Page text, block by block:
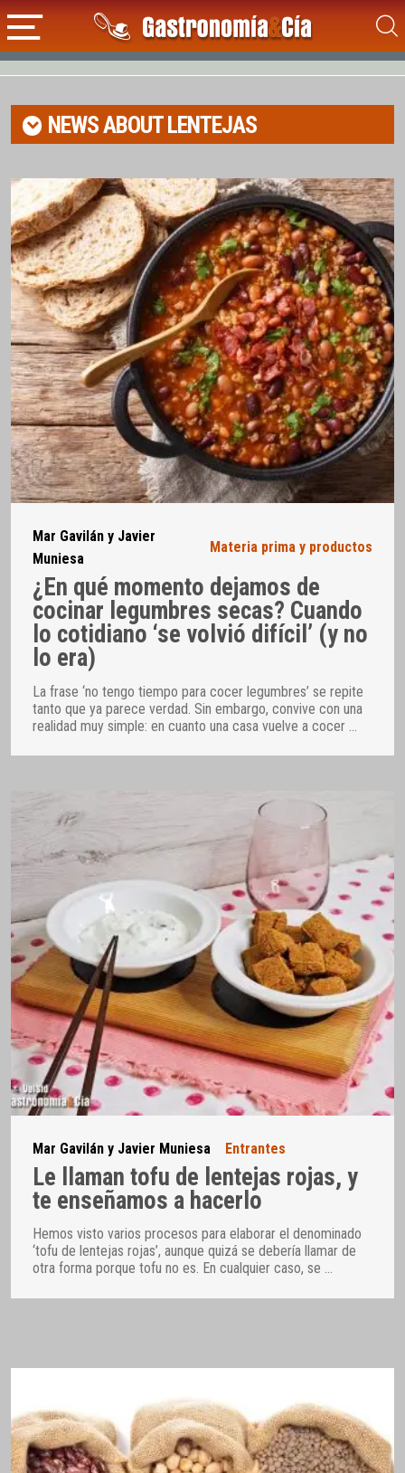
NEWS ABOUTLENTEJAS
Mar Gavilán y Javier
Muniesa
Materia prima y productos
¿En qué momento dejamos de
cocinar legumbres secas? Cuando
lo cotidiano ‘se volvió difícil’ (y no
lo era)
La frase ‘no tengo tiempo para cocer legumbres’ se repite
tanto que ya parece verdad. Sin embargo, convive con una
realidad muy simple: en cuanto una casa vuelve a cocer
Mar Gavilán y Javier Muniesa Entrantes
Le llaman tofu de lentejas rojas, y
te enseñamos a hacerlo
Hemos visto varios procesos para elaborar el denominado
‘tofu de lentejas rojas’, aunque quizá se debería llamar de
otra forma porque tofu no es. En cualquier caso, se …